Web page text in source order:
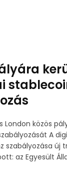
London közös
A digitális dollár és a
szabályozása új
az Egyesült